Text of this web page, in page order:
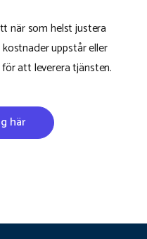
när som helst justera
uppstår eller
att leverera tjänsten.
här